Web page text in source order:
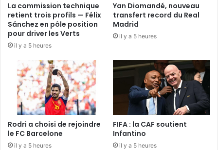
La commission technique
retient trois profils — Félix
Sánchez en pôle position
pour driver les Verts
il y a 5 heures
Yan Diomandé, nouveau
transfert record du Real
Madrid
il y a 5 heures
Rodri a choisi de rejoindre
le FC Barcelone
il y a 5 heures
FIFA : la CAF soutient
Infantino
il y a 5 heures